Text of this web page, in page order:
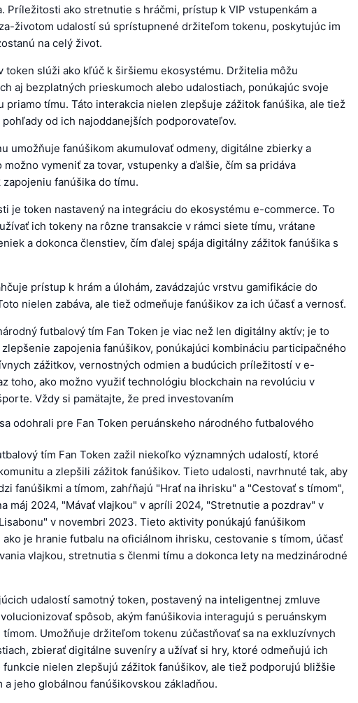
Príležitosti ako stretnutie s hráčmi, prístup k VIP vstupenkám a
životom udalostí sú sprístupnené držiteľom tokenu, poskytujúc im
na celý život.
token slúži ako kľúč k širšiemu ekosystému. Držitelia môžu
aj bezplatných prieskumoch alebo udalostiach, ponúkajúc svoje
priamo tímu. Táto interakcia nielen zlepšuje zážitok fanúšika, ale tiež
od ich najoddanejších podporovateľov.
umožňuje fanúšikom akumulovať odmeny, digitálne zbierky a
vymeniť za tovar, vstupenky a ďalšie, čím sa pridáva
fanúšika do tímu.
je token nastavený na integráciu do ekosystému e-commerce. To
ich tokeny na rôzne transakcie v rámci siete tímu, vrátane
a dokonca členstiev, čím ďalej spája digitálny zážitok fanúšika s
prístup k hrám a úlohám, zavádzajúc vrstvu gamifikácie do
nielen zabáva, ale tiež odmeňuje fanúšikov za ich účasť a vernosť.
futbalový tím Fan Token je viac než len digitálny aktív; je to
zapojenia fanúšikov, ponúkajúci kombináciu participačného
zážitkov, vernostných odmien a budúcich príležitostí v e-
toho, ako možno využiť technológiu blockchain na revolúciu v
Vždy si pamätajte, že pred investovaním
odohrali pre Fan Token peruánskeho národného futbalového
tím Fan Token zažil niekoľko významných udalostí, ktoré
a zlepšili zážitok fanúšikov. Tieto udalosti, navrhnuté tak, aby
fanúšikmi a tímom, zahŕňajú "Hrať na ihrisku" a "Cestovať s tímom",
máj 2024, "Mávať vlajkou" v apríli 2024, "Stretnutie a pozdrav" v
v novembri 2023. Tieto aktivity ponúkajú fanúšikom
je hranie futbalu na oficiálnom ihrisku, cestovanie s tímom, účasť
vlajkou, stretnutia s členmi tímu a dokonca lety na medzinárodné
udalostí samotný token, postavený na inteligentnej zmluve
spôsob, akým fanúšikovia interagujú s peruánskym
Umožňuje držiteľom tokenu zúčastňovať sa na exkluzívnych
zbierať digitálne suveníry a užívať si hry, ktoré odmeňujú ich
nielen zlepšujú zážitok fanúšikov, ale tiež podporujú bližšie
a jeho globálnou fanúšikovskou základňou.